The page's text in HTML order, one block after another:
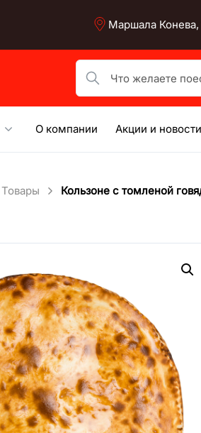
Маршала Конева,
Что желаете поесть?
О компании Акции и новости
Товары Кользоне с томленой